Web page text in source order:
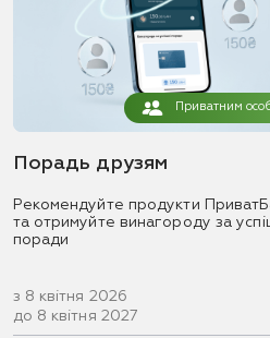
Приватним
Порадь друзям
Рекомендуйте продукти
та отримуйте винагороду за
поради
з 8 квітня 2026
до 8 квітня 2027